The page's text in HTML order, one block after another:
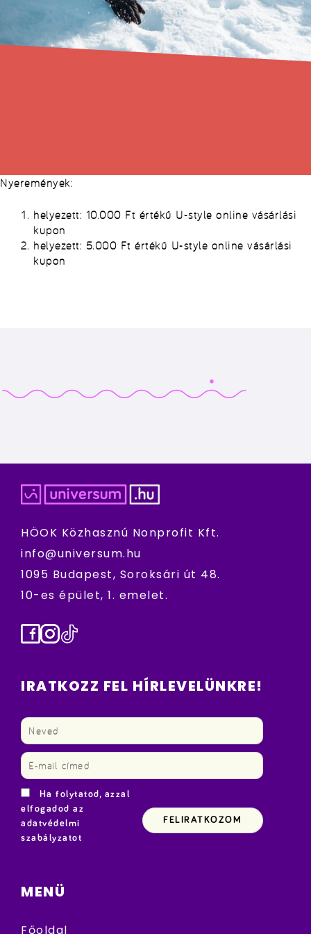
Nyeremények:
helyezett: 10.000 Ft értékű U-style online vásárlási
kupon
helyezett: 5.000 Ft értékű U-style online vásárlási
kupon
HÖOK Közhasznú Nonprofit Kft.
info@universum.hu
1095 Budapest, Soroksári út 48.
10-es épület, 1. emelet.
Facebook
Instagram
TikTok
IRATKOZZ FEL HÍRLEVELÜNKRE!
Ha folytatod, azzal
elfogadod az
adatvédelmi
szabályzatot
MENÜ
Főoldal